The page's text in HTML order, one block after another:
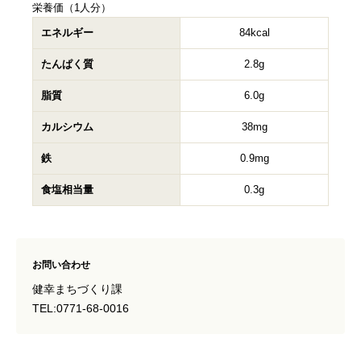
栄養価（1人分）
エネルギー 84kcal
たんぱく質 2.8g
脂質 6.0g
カルシウム 38mg
鉄 0.9mg
食塩相当量 0.3g
お問い合わせ
健幸まちづくり課
TEL:0771-68-0016